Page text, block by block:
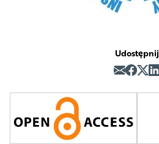
Udostępnij